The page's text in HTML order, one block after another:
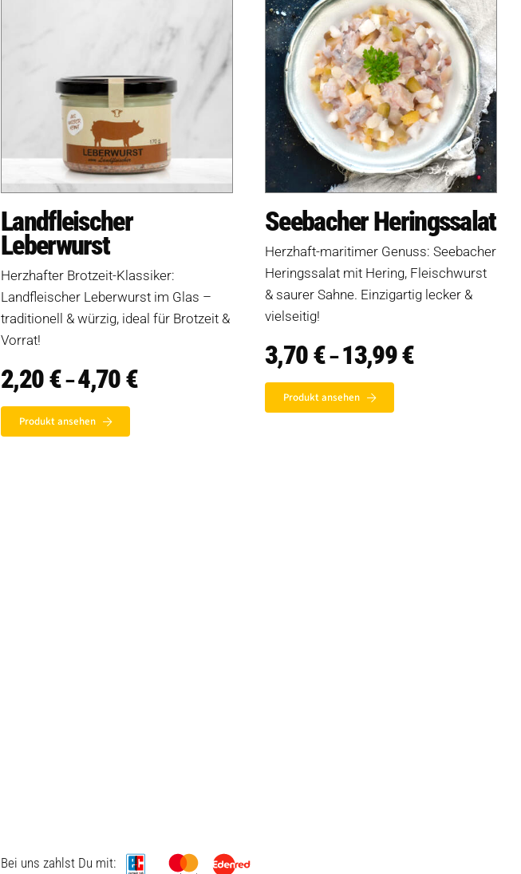
Landfleischer
Leberwurst
Herzhafter Brotzeit-Klassiker:
Landfleischer Leberwurst im Glas –
traditionell & würzig, ideal für Brotzeit &
Vorrat!
2,20€ –4,70€Preisspanne:
2,20 €
Produkt ansehen
Seebacher Heringssalat
Herzhaft-maritimer Genuss: Seebacher
Heringssalat mit Hering, Fleischwurst
& saurer Sahne. Einzigartig lecker &
vielseitig!
3,70€ –13,99€Preisspanne:
3,70 €
Produkt ansehen
Bei uns zahlst Du mit: